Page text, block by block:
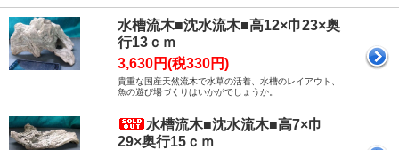
水槽流木■沈水流木■高12×巾23×奥
行13ｃｍ
3,630円(税330円)
貴重な国産天然流木で水草の活着、水槽のレイアウト、
魚の遊び場づくりはいかがでしょうか。
水槽流木■沈水流木■高7×巾
29×奥行15ｃｍ